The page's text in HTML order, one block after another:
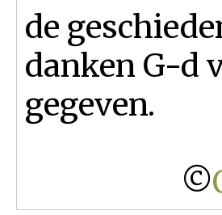
de
danken G-d
gegeven.
©